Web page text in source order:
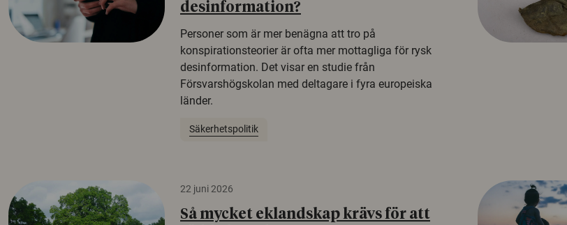
desinformation?
Personer som är mer benägna att tro på
konspirationsteorier är ofta mer mottagliga för rysk
desinformation. Det visar en studie från
Försvarshögskolan med deltagare i fyra europeiska
länder.
Säkerhetspolitik
22 juni 2026
Så mycket eklandskap krävs för att